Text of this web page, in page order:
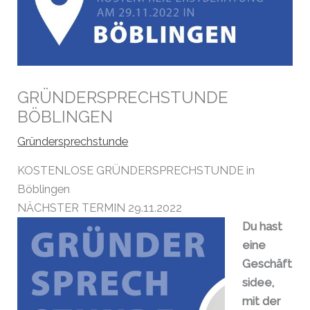
GRÜNDERSPRECHSTUNDE
BÖBLINGEN
Gründersprechstunde
KOSTENLOSE GRÜNDERSPRECHSTUNDE in
Böblingen
NÄCHSTER TERMIN 29.11.2022
Du hast
eine
Geschäft
sidee,
mit der